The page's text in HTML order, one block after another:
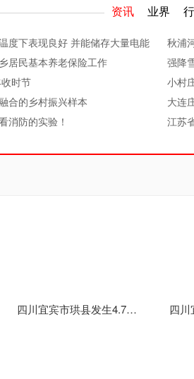
资讯 业界
度下表现良好 并能储存大量电能
秋浦
居民基本养老保险工作
强降
时节
小村
合的乡村振兴样本
大连
消防的实验！
江苏
四川宜宾市珙县发生4.7级地震 震源深度13千米